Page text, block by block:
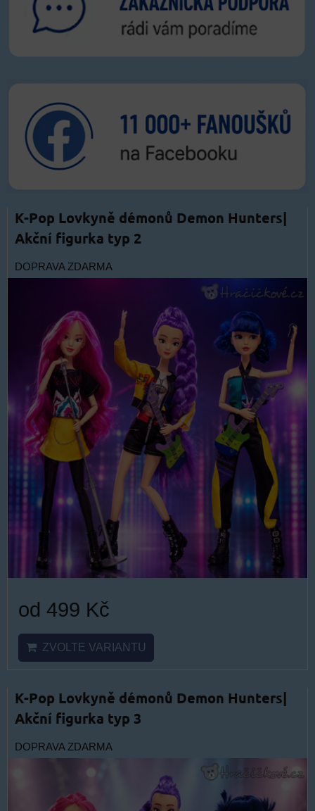
K-Pop Lovkyně démonů Demon Hunters|
Akční figurka typ 2
DOPRAVA ZDARMA
od 499 Kč
ZVOLTE VARIANTU
K-Pop Lovkyně démonů Demon Hunters|
Akční figurka typ 3
DOPRAVA ZDARMA